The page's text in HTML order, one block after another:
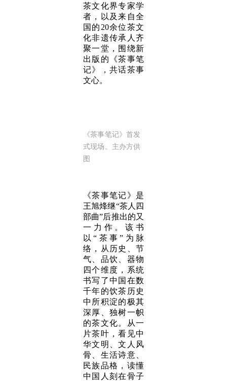
茶文化界专家学
者，以及来自全
国的20余位茶文
化非遗传承人齐
聚一堂，围绕新
出版的《茶事笔
记》，共话茶事
文心。
《茶事笔记》首发
式现场。主办方供
图
《茶事笔记》是
王旭烽继“茶人四
部曲”后推出的又
一力作。该书
以“茶事”为脉
络，从历史、节
气、品饮、器物
四个维度，系统
书写了中国在数
千年的饮茶历史
中所积淀的极其
深厚、独树一帜
的茶文化。从一
片茶叶，看见中
华文明、文人风
骨、生活诗意、
民族品格，读懂
中国人刻在骨子